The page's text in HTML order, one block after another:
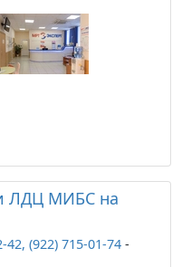
ЛДЦ МИБС на
42, (922) 715-01-74 -